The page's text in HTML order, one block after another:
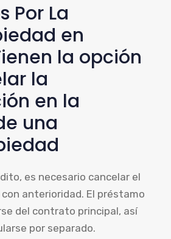
Por La
en
la opción
la
en la
una
es necesario cancelar el
anterioridad. El préstamo
del contrato principal, así
por separado.